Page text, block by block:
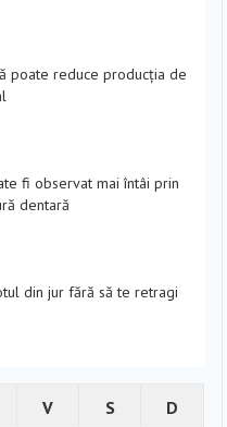
poate reduce producția de
fi observat mai întâi prin
dentară
din jur fără să te retragi
V S D